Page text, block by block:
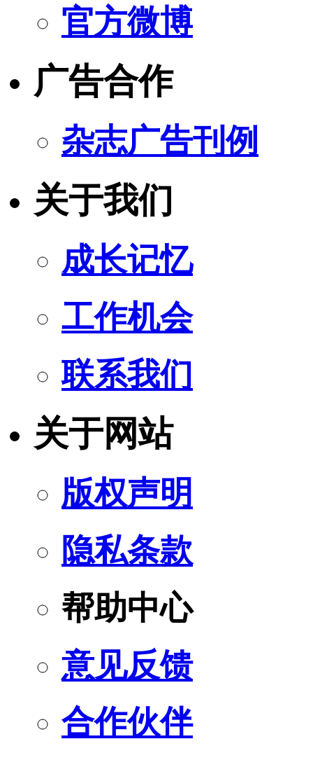
官方微博
广告合作
杂志广告刊例
关于我们
成长记忆
工作机会
联系我们
关于网站
版权声明
隐私条款
帮助中心
意见反馈
合作伙伴